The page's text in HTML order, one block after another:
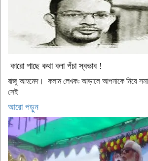
কারো পাছে কথা বলা পঁচা স্বভাব !
রাজু আহমেদ। কলাম লেখকঃ আড়ালে আপনাকে নিয়ে
সেই
আরো পড়ুন